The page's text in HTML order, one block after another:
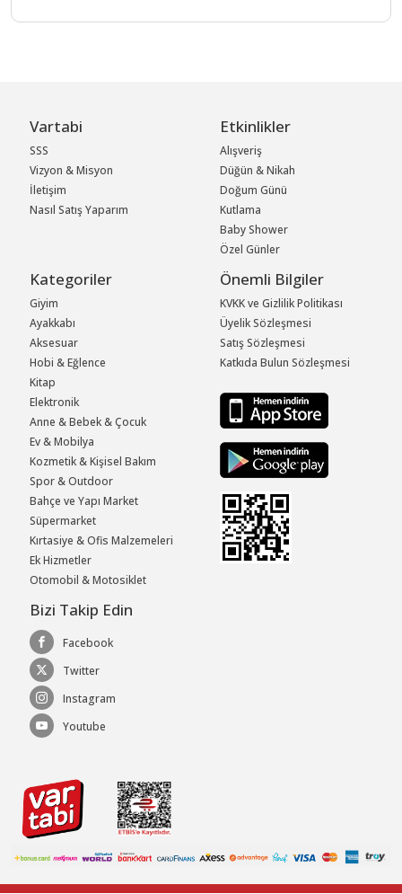
Vartabi
SSS
Vizyon & Misyon
İletişim
Nasıl Satış Yaparım
Etkinlikler
Alışveriş
Düğün & Nikah
Doğum Günü
Kutlama
Baby Shower
Özel Günler
Kategoriler
Giyim
Ayakkabı
Aksesuar
Hobi & Eğlence
Kitap
Elektronik
Anne & Bebek & Çocuk
Ev & Mobilya
Kozmetik & Kişisel Bakım
Spor & Outdoor
Bahçe ve Yapı Market
Süpermarket
Kırtasiye & Ofis Malzemeleri
Ek Hizmetler
Otomobil & Motosiklet
Önemli Bilgiler
KVKK ve Gizlilik Politikası
Üyelik Sözleşmesi
Satış Sözleşmesi
Katkıda Bulun Sözleşmesi
Bizi Takip Edin
Facebook
Twitter
Instagram
Youtube